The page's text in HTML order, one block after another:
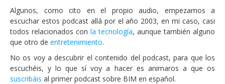
Algunos, como cito en el propio audio, empezamos a
escuchar estos podcast allá por el año 2003, en mi caso, casi
todos relacionados con la tecnología, aunque también alguno
que otro de entretenimiento.
No os voy a descubrir el contenido del podcast, para que los
escuchéis, y lo que sí voy a hacer es animaros a que os
suscribáis al primer podcast sobre BIM en español.